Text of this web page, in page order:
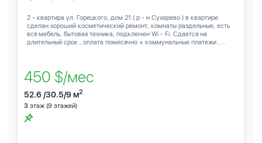
2 - квартира ул. Горецкого, дом 21 ( р - н Сухарево ) в квартире
сделан хороший косметический ремонт, комнаты раздельные, есть
вся мебель, бытовая техника, подключен Wi - Fi. Сдается на
длительный срок , оплата помесячно + коммунальные платежи ,...
450 $/мес
52.6 /30.5/9 м2
3 этаж (9 этажей)